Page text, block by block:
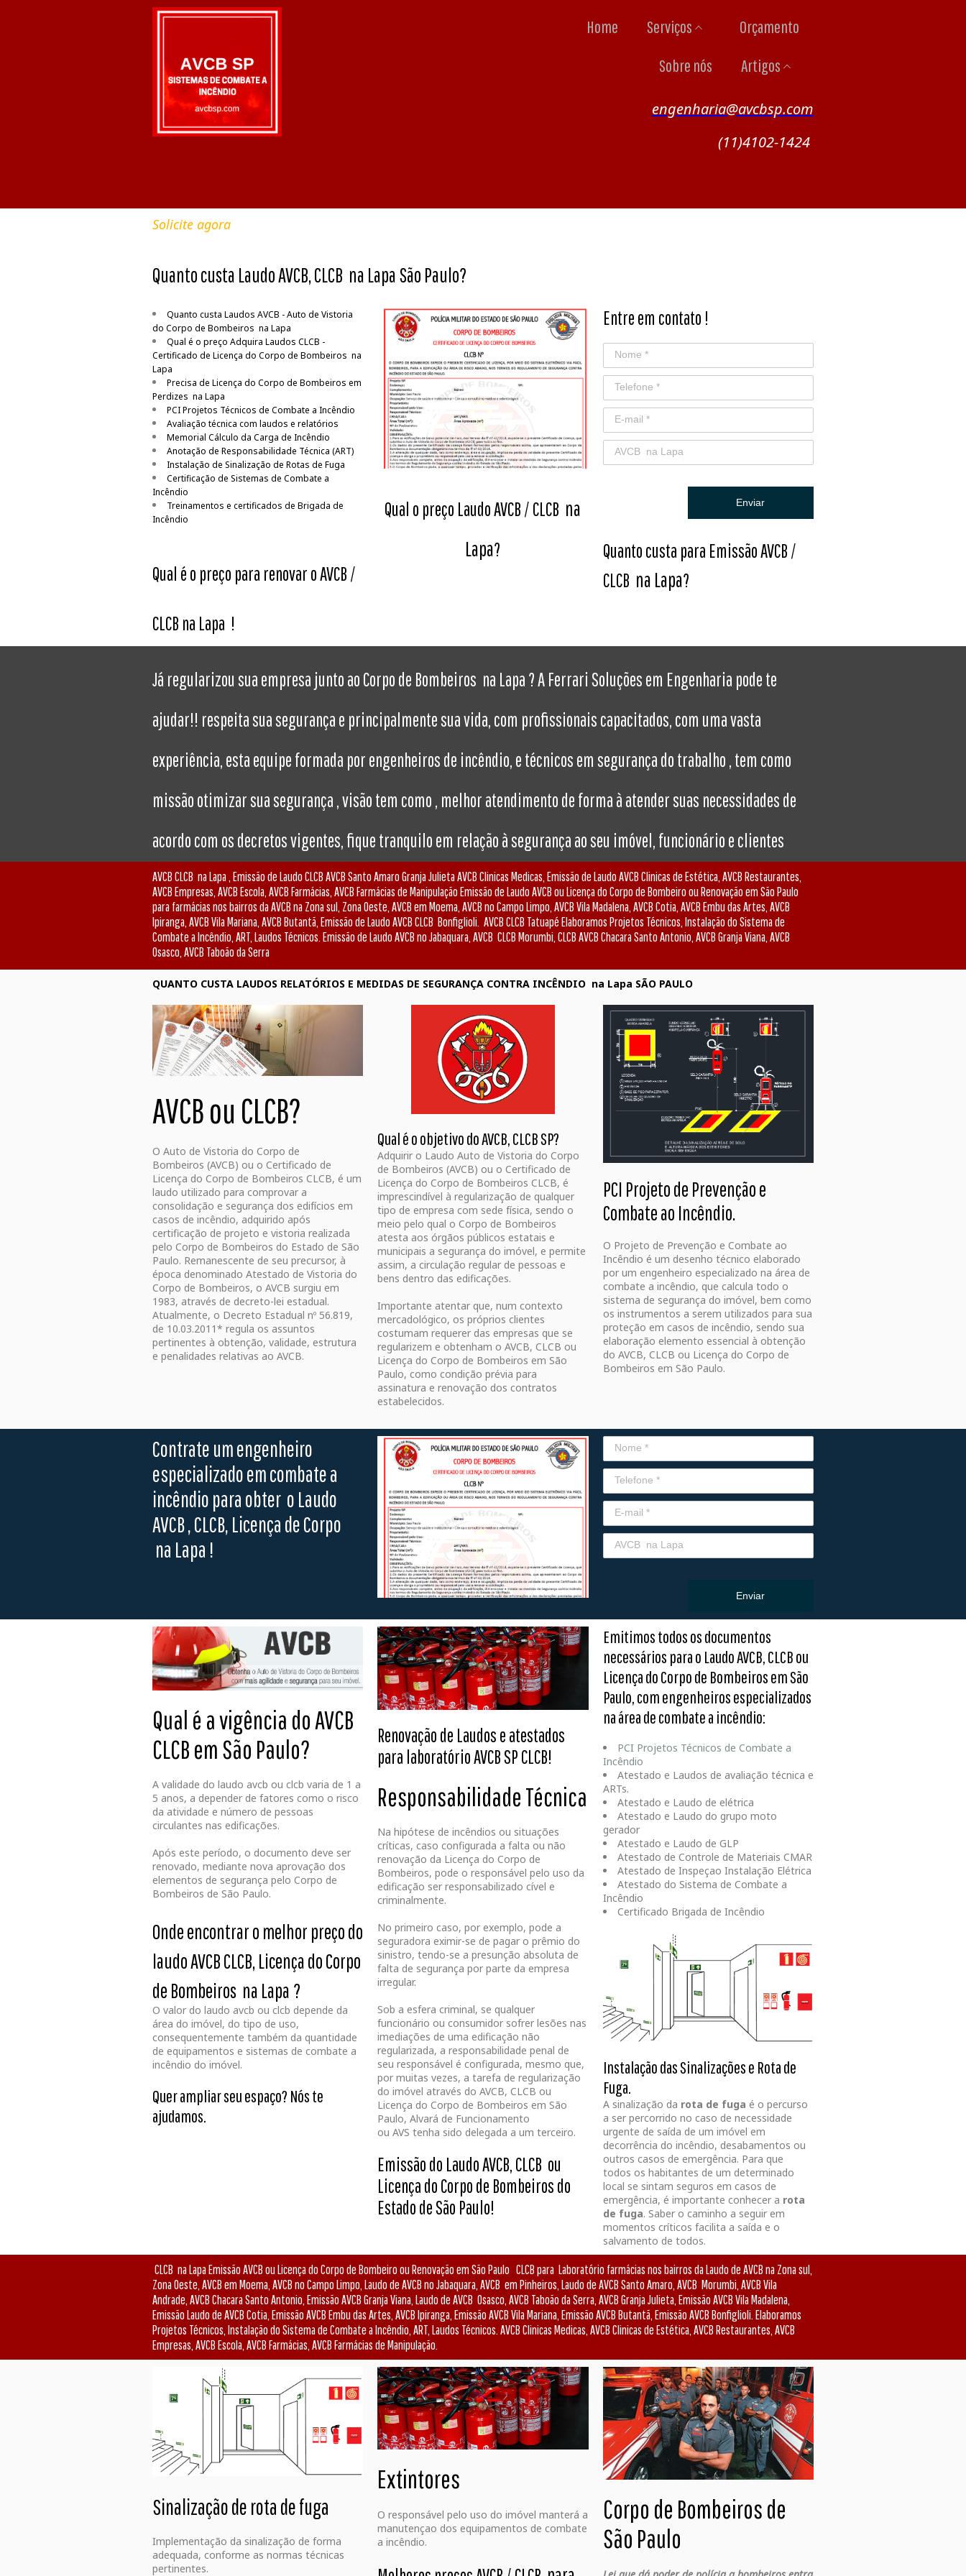
Home Serviços
Orçamento
Sobre nós
Artigos
engenharia@avcbsp.com
(11)4102-1424
Solicite agora
Quanto custa Laudo AVCB, CLCB na Lapa São Paulo?
Quanto custa Laudos AVCB - Auto de Vistoria
do Corpo de Bombeiros na Lapa
Qual é o preço Adquira Laudos CLCB -
Certificado de Licença do Corpo de Bombeiros na
Lapa
Precisa de Licença do Corpo de Bombeiros em
Perdizes na Lapa
PCI Projetos Técnicos de Combate a Incêndio
Avaliação técnica com laudos e relatórios
Memorial Cálculo da Carga de Incêndio
Anotação de Responsabilidade Técnica (ART)
Instalação de Sinalização de Rotas de Fuga
Certificação de Sistemas de Combate a
Incêndio
Treinamentos e certificados de Brigada de
Incêndio
Qual é o preço para renovar o AVCB /
CLCB na Lapa !
Qual o preço Laudo AVCB / CLCB na
Lapa?
Entre em contato !
Enviar
Quanto custa para Emissão AVCB /
CLCB na Lapa?
Já regularizou sua empresa junto ao Corpo de Bombeiros na Lapa ? A Ferrari Soluções em Engenharia pode te
ajudar!! respeita sua segurança e principalmente sua vida, com profissionais capacitados, com uma vasta
experiência, esta equipe formada por engenheiros de incêndio, e técnicos em segurança do trabalho , tem como
missão otimizar sua segurança , visão tem como , melhor atendimento de forma à atender suas necessidades de
acordo com os decretos vigentes, fique tranquilo em relação à segurança ao seu imóvel, funcionário e clientes
AVCB CLCB na Lapa , Emissão de Laudo CLCB AVCB Santo Amaro Granja Julieta AVCB Clinicas Medicas, Emissão de Laudo AVCB Clinicas de Estética, AVCB Restaurantes,
AVCB Empresas, AVCB Escola, AVCB Farmácias, AVCB Farmácias de Manipulação Emissão de Laudo AVCB ou Licença do Corpo de Bombeiro ou Renovação em São Paulo
para farmácias nos bairros da AVCB na Zona sul, Zona Oeste, AVCB em Moema, AVCB no Campo Limpo, AVCB Vila Madalena, AVCB Cotia, AVCB Embu das Artes, AVCB
Ipiranga, AVCB Vila Mariana, AVCB Butantã, Emissão de Laudo AVCB CLCB Bonfiglioli. AVCB CLCB Tatuapé Elaboramos Projetos Técnicos, Instalação do Sistema de
Combate a Incêndio, ART, Laudos Técnicos. Emissão de Laudo AVCB no Jabaquara, AVCB CLCB Morumbi, CLCB AVCB Chacara Santo Antonio, AVCB Granja Viana, AVCB
Osasco, AVCB Taboão da Serra
QUANTO CUSTA LAUDOS RELATÓRIOS E MEDIDAS DE SEGURANÇA CONTRA INCÊNDIO na Lapa SÃO PAULO
AVCB ou CLCB?
O Auto de Vistoria do Corpo de
Bombeiros (AVCB) ou o Certificado de
Licença do Corpo de Bombeiros CLCB, é um
laudo utilizado para comprovar a
consolidação e segurança dos edifícios em
casos de incêndio, adquirido após
certificação de projeto e vistoria realizada
pelo Corpo de Bombeiros do Estado de São
Paulo. Remanescente de seu precursor, à
época denominado Atestado de Vistoria do
Corpo de Bombeiros, o AVCB surgiu em
1983, através de decreto-lei estadual.
Atualmente, o Decreto Estadual nº 56.819,
de 10.03.2011* regula os assuntos
pertinentes à obtenção, validade, estrutura
e penalidades relativas ao AVCB.
Qual é o objetivo do AVCB, CLCB SP?
Adquirir o Laudo Auto de Vistoria do Corpo
de Bombeiros (AVCB) ou o Certificado de
Licença do Corpo de Bombeiros CLCB, é
imprescindível à regularização de qualquer
tipo de empresa com sede física, sendo o
meio pelo qual o Corpo de Bombeiros
atesta aos órgãos públicos estatais e
municipais a segurança do imóvel, e permite
assim, a circulação regular de pessoas e
bens dentro das edificações.
Importante atentar que, num contexto
mercadológico, os próprios clientes
costumam requerer das empresas que se
regularizem e obtenham o AVCB, CLCB ou
Licença do Corpo de Bombeiros em São
Paulo, como condição prévia para
assinatura e renovação dos contratos
estabelecidos.
PCI Projeto de Prevenção e
Combate ao Incêndio.
O Projeto de Prevenção e Combate ao
Incêndio é um desenho técnico elaborado
por um engenheiro especializado na área de
combate a incêndio, que calcula todo o
sistema de segurança do imóvel, bem como
os instrumentos a serem utilizados para sua
proteção em casos de incêndio, sendo sua
elaboração elemento essencial à obtenção
do AVCB, CLCB ou Licença do Corpo de
Bombeiros em São Paulo.
Contrate um engenheiro
especializado em combate a
incêndio para obter o Laudo
AVCB , CLCB, Licença de Corpo
na Lapa !
Enviar
Qual é a vigência do AVCB
CLCB em São Paulo?
A validade do laudo avcb ou clcb varia de 1 a
5 anos, a depender de fatores como o risco
da atividade e número de pessoas
circulantes nas edificações.
Após este período, o documento deve ser
renovado, mediante nova aprovação dos
elementos de segurança pelo Corpo de
Bombeiros de São Paulo.
Onde encontrar o melhor preço do
laudo AVCB CLCB, Licença do Corpo
de Bombeiros na Lapa ?
O valor do laudo avcb ou clcb depende da
área do imóvel, do tipo de uso,
consequentemente também da quantidade
de equipamentos e sistemas de combate a
incêndio do imóvel.
Quer ampliar seu espaço? Nós te
ajudamos.
Renovação de Laudos e atestados
para laboratórioAVCB SP CLCB!
Responsabilidade Técnica
Na hipótese de incêndios ou situações
críticas, caso configurada a falta ou não
renovação da Licença do Corpo de
Bombeiros, pode o responsável pelo uso da
edificação ser responsabilizado cível e
criminalmente.
No primeiro caso, por exemplo, pode a
seguradora eximir-se de pagar o prêmio do
sinistro, tendo-se a presunção absoluta de
falta de segurança por parte da empresa
irregular.
Sob a esfera criminal, se qualquer
funcionário ou consumidor sofrer lesões nas
imediações de uma edificação não
regularizada, a responsabilidade penal de
seu responsável é configurada, mesmo que,
por muitas vezes, a tarefa de regularização
do imóvel através do AVCB, CLCB ou
Licença do Corpo de Bombeiros em São
Paulo, Alvará de Funcionamento
ou AVS tenha sido delegada a um terceiro.
Emissão do Laudo AVCB, CLCB ou
Licença do Corpo de Bombeiros do
Estado de São Paulo!
Emitimos todos os documentos
necessários para o Laudo AVCB, CLCB ou
Licença do Corpo de Bombeiros em São
Paulo, com engenheiros especializados
na área de combate a incêndio:
PCI Projetos Técnicos de Combate a
Incêndio
Atestado e Laudos de avaliação técnica e
ARTs.
Atestado e Laudo de elétrica
Atestado e Laudo do grupo moto
gerador
Atestado e Laudo de GLP
Atestado de Controle de Materiais CMAR
Atestado de Inspeçao Instalação Elétrica
Atestado do Sistema de Combate a
Incêndio
Certificado Brigada de Incêndio
Instalação das Sinalizações e Rota de
Fuga.
A sinalização da rota de fuga é o percurso
a ser percorrido no caso de necessidade
urgente de saída de um imóvel em
decorrência do incêndio, desabamentos ou
outros casos de emergência. Para que
todos os habitantes de um determinado
local se sintam seguros em casos de
emergência, é importante conhecer a rota
de fuga. Saber o caminho a seguir em
momentos críticos facilita a saída e o
salvamento de todos.
CLCB na Lapa Emissão AVCB ou Licença do Corpo de Bombeiro ou Renovação em São Paulo CLCB para Laboratório farmácias nos bairros da Laudo de AVCB na Zona sul,
Zona Oeste, AVCB em Moema, AVCB no Campo Limpo, Laudo de AVCB no Jabaquara, AVCB em Pinheiros, Laudo de AVCB Santo Amaro, AVCB Morumbi, AVCB Vila
Andrade, AVCB Chacara Santo Antonio, Emissão AVCB Granja Viana, Laudo de AVCB Osasco, AVCB Taboão da Serra, AVCB Granja Julieta, Emissão AVCB Vila Madalena,
Emissão Laudo de AVCB Cotia, Emissão AVCB Embu das Artes, AVCB Ipiranga, Emissão AVCB Vila Mariana, Emissão AVCB Butantã, Emissão AVCB Bonfiglioli. Elaboramos
Projetos Técnicos, Instalação do Sistema de Combate a Incêndio, ART, Laudos Técnicos. AVCB Clinicas Medicas, AVCB Clinicas de Estética, AVCB Restaurantes, AVCB
Empresas, AVCB Escola, AVCB Farmácias, AVCB Farmácias de Manipulação.
Sinalização de rota de fuga
Implementação da sinalização de forma
adequada, conforme as normas técnicas
pertinentes.
Extintores
O responsável pelo uso do imóvel manterá a
manutençao dos equipamentos de combate
a incêndio.
Corpo de Bombeiros de
São Paulo